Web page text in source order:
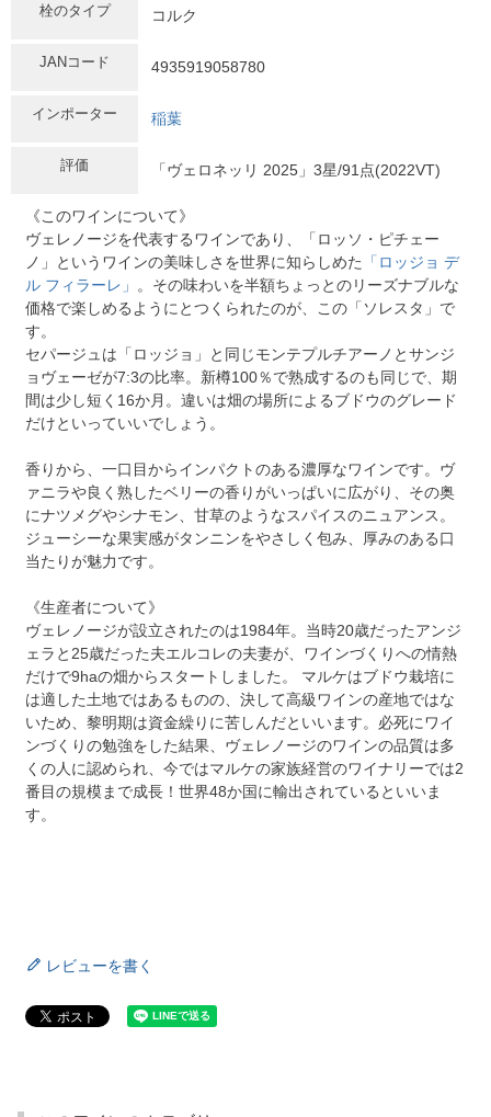
栓のタイプ コルク
JANコード 4935919058780
インポーター 稲葉
評価 「ヴェロネッリ 2025」3星/91点(2022VT)
《このワインについて》
ヴェレノージを代表するワインであり、「ロッソ・ピチェー
ノ」というワインの美味しさを世界に知らしめた
「ロッジョ デ
ル フィラーレ」
。その味わいを半額ちょっとのリーズナブルな
価格で楽しめるようにとつくられたのが、この「ソレスタ」で
す。
セパージュは「ロッジョ」と同じモンテプルチアーノとサンジ
ョヴェーゼが7:3の比率。新樽100％で熟成するのも同じで、期
間は少し短く16か月。違いは畑の場所によるブドウのグレード
だけといっていいでしょう。
香りから、一口目からインパクトのある濃厚なワインです。ヴ
ァニラや良く熟したベリーの香りがいっぱいに広がり、その奥
にナツメグやシナモン、甘草のようなスパイスのニュアンス。
ジューシーな果実感がタンニンをやさしく包み、厚みのある口
当たりが魅力です。
《生産者について》
ヴェレノージが設立されたのは1984年。当時20歳だったアンジ
ェラと25歳だった夫エルコレの夫妻が、ワインづくりへの情熱
だけで9haの畑からスタートしました。 マルケはブドウ栽培に
は適した土地ではあるものの、決して高級ワインの産地ではな
いため、黎明期は資金繰りに苦しんだといいます。必死にワイ
ンづくりの勉強をした結果、ヴェレノージのワインの品質は多
くの人に認められ、今ではマルケの家族経営のワイナリーでは2
番目の規模まで成長！世界48か国に輸出されているといいま
す。
レビューを書く